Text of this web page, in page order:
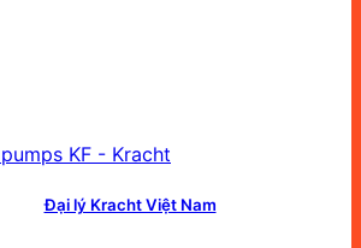
Đại lý Kracht Việt Nam